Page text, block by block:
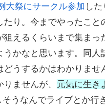
大祭にサークル参加 し
り。今までやったこと
えるくらいまで集まっ
かなと思います。同人
うするかはわかりませ
ませんが、 元気に生き
うなんでライブとか行